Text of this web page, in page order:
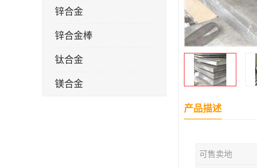
锌合金
锌合金棒
钛合金
镁合金
产品描述
可售卖地